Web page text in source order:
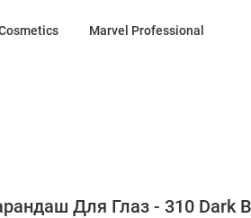
Marvel Professional
Для Глаз - 310 Dark